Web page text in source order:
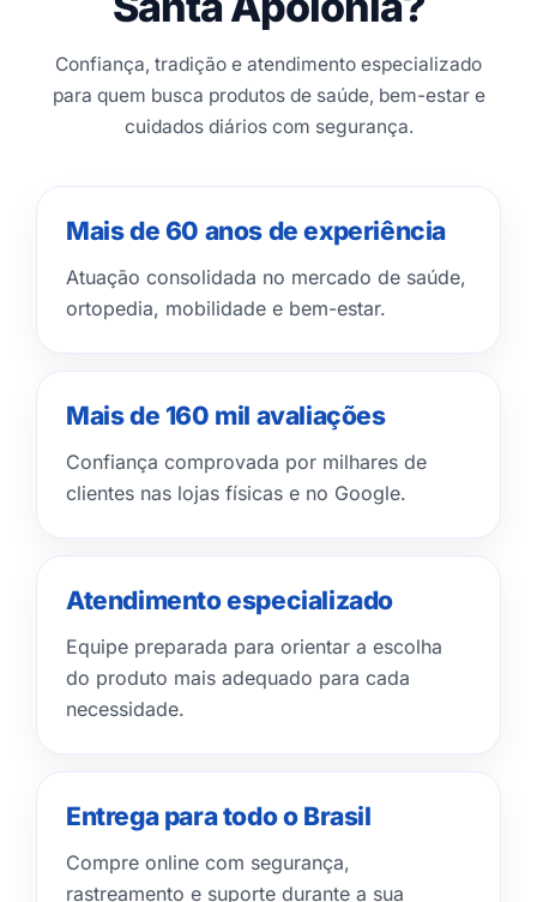
Confiança, tradição e atendimento especializado
para quem busca produtos de saúde, bem-estar e
cuidados diários com segurança.
Mais de 60 anos de experiência
Atuação consolidada no mercado de saúde,
ortopedia, mobilidade e bem-estar.
Mais de 160 mil avaliações
Confiança comprovada por milhares de
clientes nas lojas físicas e no Google.
Atendimento especializado
Equipe preparada para orientar a escolha
do produto mais adequado para cada
necessidade.
Entrega para todo o Brasil
Compre online com segurança,
rastreamento e suporte durante a sua